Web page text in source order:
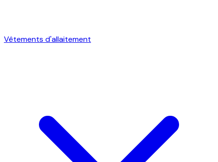
Vêtements d'allaitement